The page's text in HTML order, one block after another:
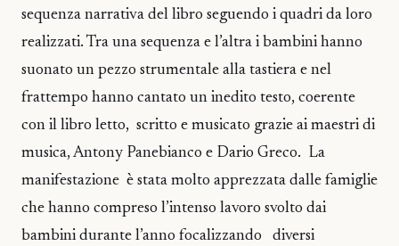
sequenza narrativa del libro seguendo i quadri da loro
realizzati. Tra una sequenza e l’altra i bambini hanno
suonato un pezzo strumentale alla tastiera e nel
frattempo hanno cantato un inedito testo, coerente
con il libro letto, scritto e musicato grazie ai maestri di
musica, Antony Panebianco e Dario Greco. La
manifestazione è stata molto apprezzata dalle famiglie
che hanno compreso l’intenso lavoro svolto dai
bambini durante l’anno focalizzando diversi